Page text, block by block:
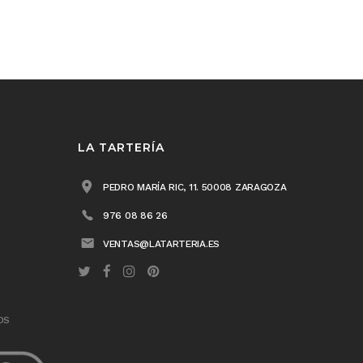
LA TARTERÍA
PEDRO MARÍA RIC, 11. 50008 ZARAGOZA
976 08 86 26
VENTAS@LATARTERIA.ES